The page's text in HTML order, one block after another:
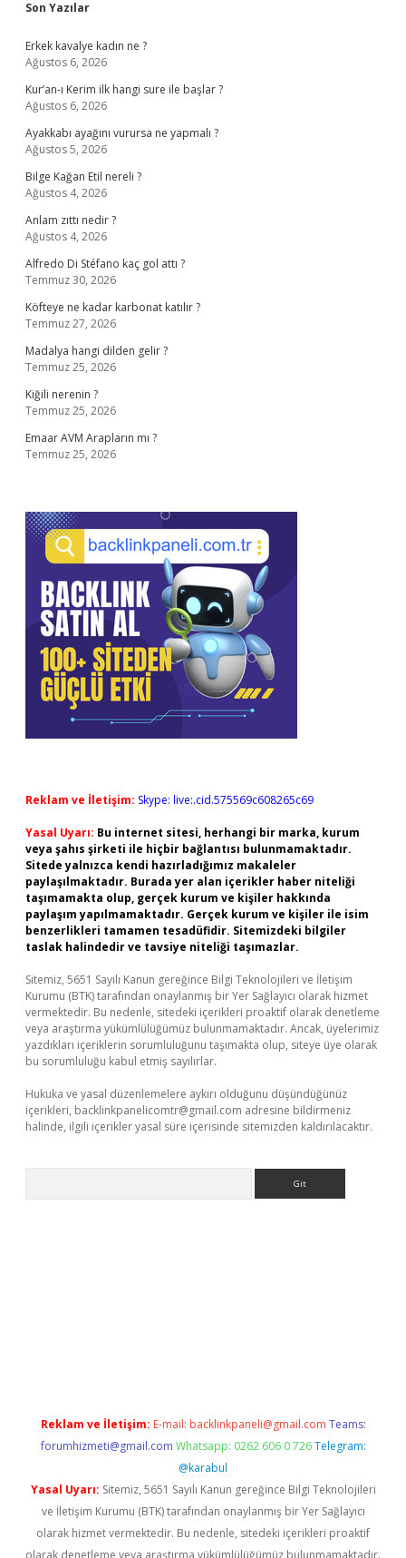
Sidebar
Son Yazılar
Erkek kavalye kadın ne ?
Ağustos 6, 2026
Kur’an-ı Kerim ilk hangi sure ile başlar ?
Ağustos 6, 2026
Ayakkabı ayağını vurursa ne yapmalı ?
Ağustos 5, 2026
Bilge Kağan Etil nereli ?
Ağustos 4, 2026
Anlam zıttı nedir ?
Ağustos 4, 2026
Alfredo Di Stéfano kaç gol attı ?
Temmuz 30, 2026
Köfteye ne kadar karbonat katılır ?
Temmuz 27, 2026
Madalya hangi dilden gelir ?
Temmuz 25, 2026
Kiğili nerenin ?
Temmuz 25, 2026
Emaar AVM Arapların mı ?
Temmuz 25, 2026
Reklam ve İletişim: Skype: live:.cid.575569c608265c69
Yasal Uyarı: Bu internet sitesi, herhangi bir marka, kurum
veya şahıs şirketi ile hiçbir bağlantısı bulunmamaktadır.
Sitede yalnızca kendi hazırladığımız makaleler
paylaşılmaktadır. Burada yer alan içerikler haber niteliği
taşımamakta olup, gerçek kurum ve kişiler hakkında
paylaşım yapılmamaktadır. Gerçek kurum ve kişiler ile isim
benzerlikleri tamamen tesadüfidir. Sitemizdeki bilgiler
taslak halindedir ve tavsiye niteliği taşımazlar.
Sitemiz, 5651 Sayılı Kanun gereğince Bilgi Teknolojileri ve İletişim
Kurumu (BTK) tarafından onaylanmış bir Yer Sağlayıcı olarak hizmet
vermektedir. Bu nedenle, sitedeki içerikleri proaktif olarak denetleme
veya araştırma yükümlülüğümüz bulunmamaktadır. Ancak, üyelerimiz
yazdıkları içeriklerin sorumluluğunu taşımakta olup, siteye üye olarak
bu sorumluluğu kabul etmiş sayılırlar.
Hukuka ve yasal düzenlemelere aykırı olduğunu düşündüğünüz
içerikleri, backlinkpanelicomtr@gmail.com adresine bildirmeniz
halinde, ilgili içerikler yasal süre içerisinde sitemizden kaldırılacaktır.
Reklam ve İletişim: E-mail: backlinkpaneli@gmail.com Teams:
forumhizmeti@gmail.com Whatsapp: 0262 606 0 726 Telegram:
@karabul
Yasal Uyarı: Sitemiz, 5651 Sayılı Kanun gereğince Bilgi Teknolojileri
ve İletişim Kurumu (BTK) tarafından onaylanmış bir Yer Sağlayıcı
olarak hizmet vermektedir. Bu nedenle, sitedeki içerikleri proaktif
olarak denetleme veya araştırma yükümlülüğümüz bulunmamaktadır.